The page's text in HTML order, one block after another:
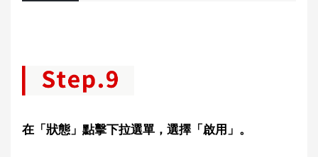
在「狀態」點擊下拉選單，選擇「啟用」。